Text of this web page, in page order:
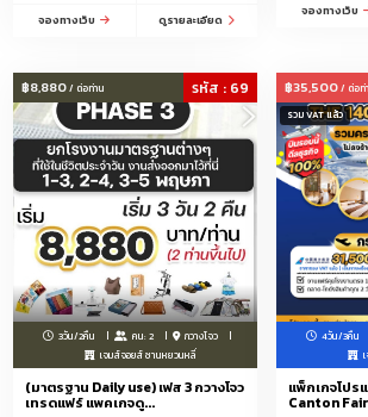
จองทางเว็บ
ดูรายละเอียด
จองทางเว็บ
฿8,880/ ต่อท่าน รหัส : 69
3วัน/2คืน คน: 2
กวางโจว
เจมส์จอยส์ ซานหยวนหลี่
(มาตรฐาน Daily use) เฟส 3 กวางโจว
เทรดแฟร์ แพคเกจดู...
฿35,500/ ต่อท่
รวม VAT แล้ว
4วัน/3คืน
แพ็กเกจโปร
Canton